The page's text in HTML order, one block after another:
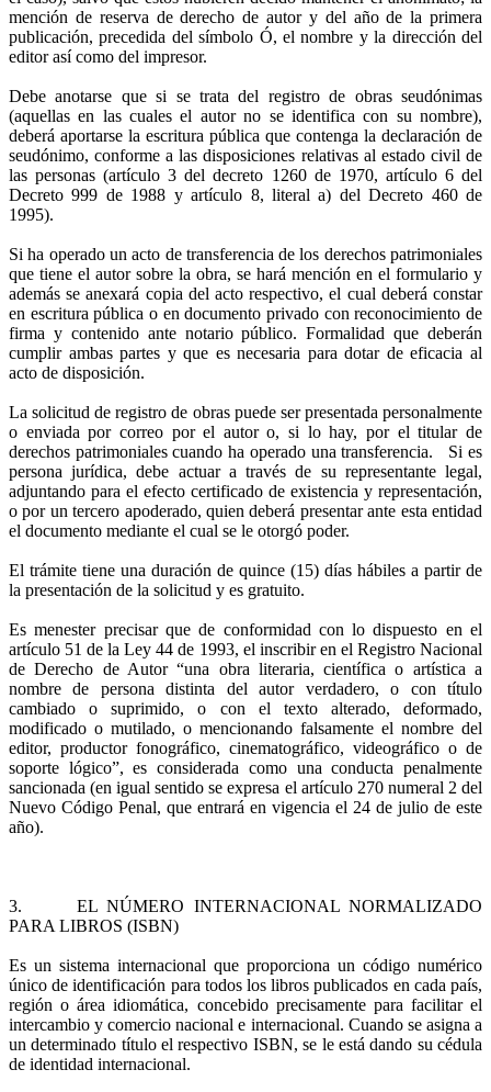
mención de reserva de derecho de autor y del año de la primera
publicación, precedida del símbolo Ó, el nombre y la dirección del
editor así como del impresor.
Debe anotarse que si se trata del registro de obras seudónimas
(aquellas en las cuales el autor no se identifica con su nombre),
deberá aportarse la escritura pública que contenga la declaración de
seudónimo, conforme a las disposiciones relativas al estado civil de
las personas (artículo 3 del decreto 1260 de 1970, artículo 6 del
Decreto 999 de 1988 y artículo 8, literal a) del Decreto 460 de
1995).
Si ha operado un acto de transferencia de los derechos patrimoniales
que tiene el autor sobre la obra, se hará mención en el formulario y
además se anexará copia del acto respectivo, el cual deberá constar
en escritura pública o en documento privado con reconocimiento de
firma y contenido ante notario público. Formalidad que deberán
cumplir ambas partes y que es necesaria para dotar de eficacia al
acto de disposición.
La solicitud de registro de obras puede ser presentada personalmente
o enviada por correo por el autor o, si lo hay, por el titular de
derechos patrimoniales cuando ha operado una transferencia. Si es
persona jurídica, debe actuar a través de su representante legal,
adjuntando para el efecto certificado de existencia y representación,
o por un tercero apoderado, quien deberá presentar ante esta entidad
el documento mediante el cual se le otorgó poder.
El trámite tiene una duración de quince (15) días hábiles a partir de
la presentación de la solicitud y es gratuito.
Es menester precisar que de conformidad con lo dispuesto en el
artículo 51 de la Ley 44 de 1993, el inscribir en el Registro Nacional
de Derecho de Autor “una obra literaria, científica o artística a
nombre de persona distinta del autor verdadero, o con título
cambiado o suprimido, o con el texto alterado, deformado,
modificado o mutilado, o mencionando falsamente el nombre del
editor, productor fonográfico, cinematográfico, videográfico o de
soporte lógico”, es considerada como una conducta penalmente
sancionada (en igual sentido se expresa el artículo 270 numeral 2 del
Nuevo Código Penal, que entrará en vigencia el 24 de julio de este
año).
3. EL NÚMERO INTERNACIONAL NORMALIZADO
PARA LIBROS (ISBN)
Es un sistema internacional que proporciona un código numérico
único de identificación para todos los libros publicados en cada país,
región o área idiomática, concebido precisamente para facilitar el
intercambio y comercio nacional e internacional. Cuando se asigna a
un determinado título el respectivo ISBN, se le está dando su cédula
de identidad internacional.